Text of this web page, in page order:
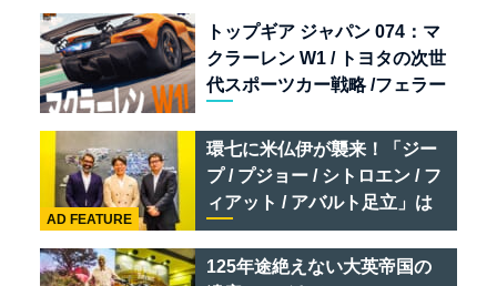
トップギア ジャパン 074：マ
クラーレン W1 / トヨタの次世
代スポーツカー戦略 /フェラー
リオ /ベントレー スーパース
ポーツ
環七に米仏伊が襲来！「ジー
プ / プジョー / シトロエン / フ
ィアット / アバルト足立」は
クルマのセレクトショップで
ある
AD FEATURE
125年途絶えない大英帝国の